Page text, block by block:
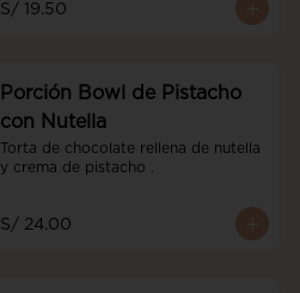
S/ 19.50
Porción Bowl de Pistacho
con Nutella
Torta de chocolate rellena de nutella
y crema de pistacho .
S/ 24.00